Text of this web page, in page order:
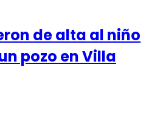
de alta al niño
pozo en Villa